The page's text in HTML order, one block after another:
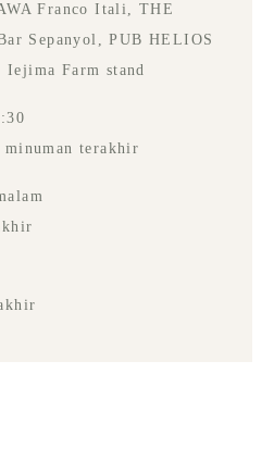
Franco Itali, THE
Sepanyol, PUB HELIOS
Farm stand
minuman terakhir